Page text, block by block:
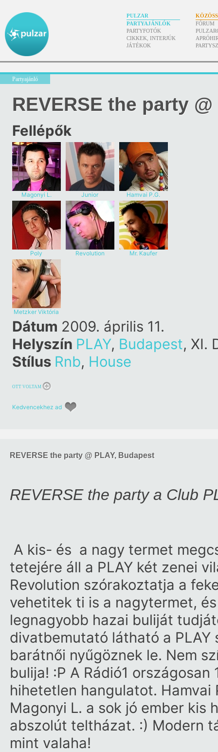
PULZAR
PARTYAJÁNLÓK
PARTYFOTÓK
CIKKEK, INTERJÚK
JÁTÉKOK
FÓRUM
Partyajánló
REVERSE the party
Fellépők
Magonyi L. Junior Hamvai P.G.
Poly Revolution Mr. Kaufer
Metzker Viktória
Dátum 2009. április 11.
Helyszín PLAY, Budapest, XI.
Stílus Rnb, House
OTT VOLTAM
Kedvencekhez ad
REVERSE the party @ PLAY, Budapest
REVERSE the party a Club
A kis- és a nagy termet
tetejére áll a PLAY két zenei
Revolution szórakoztatja a
vehetitek ti is a nagytermet,
legnagyobb hazai buliját
divatbemutató látható a PLAY
barátnői nyűgöznek le. Nem
bulija! :P A Rádió1
hihetetlen hangulatot. Hamvai
Magonyi L. a sok jó ember kis
abszolút teltházat. :) Modern
mint valaha!